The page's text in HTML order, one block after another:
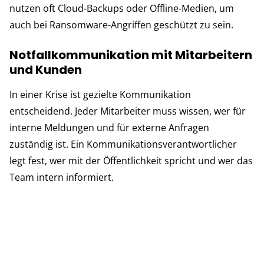
nutzen oft Cloud-Backups oder Offline-Medien, um
auch bei Ransomware-Angriffen geschützt zu sein.
Notfallkommunikation mit Mitarbeitern
und Kunden
In einer Krise ist gezielte Kommunikation
entscheidend. Jeder Mitarbeiter muss wissen, wer für
interne Meldungen und für externe Anfragen
zuständig ist. Ein Kommunikationsverantwortlicher
legt fest, wer mit der Öffentlichkeit spricht und wer das
Team intern informiert.